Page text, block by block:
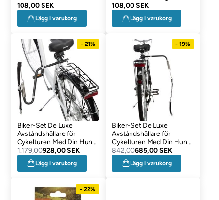
108,00 SEK
Lägg i varukorg
108,00 SEK
Lägg i varukorg
- 21%
Biker-Set De Luxe
Avståndshållare för
Cykelturen Med Din Hund
M/XL
1.179,00928,00 SEK
Lägg i varukorg
- 19%
Biker-Set De Luxe
Avståndshållare för
Cykelturen Med Din Hund
S/M
842,00685,00 SEK
Lägg i varukorg
- 22%